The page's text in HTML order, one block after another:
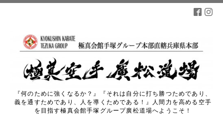
『何のために強くなるか？』『それは自分に打ち勝つためであり、
義を通すためであり、人を導くためである！』人間力を高める空手
を目指す極真会館手塚グループ廣松道場へようこそ！